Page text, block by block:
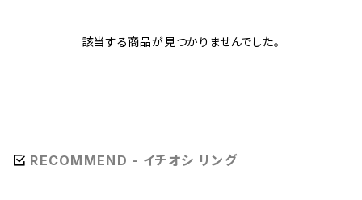
該当する商品が見つかりませんでした。
RECOMMEND - イチオシ リング